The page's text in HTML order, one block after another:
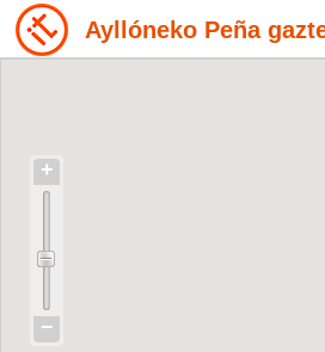
Ayllóneko Peña
+
−